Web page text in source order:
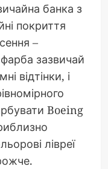
банка з
покриття
–
зазвичай
відтінки, і
Boeing
лівреї